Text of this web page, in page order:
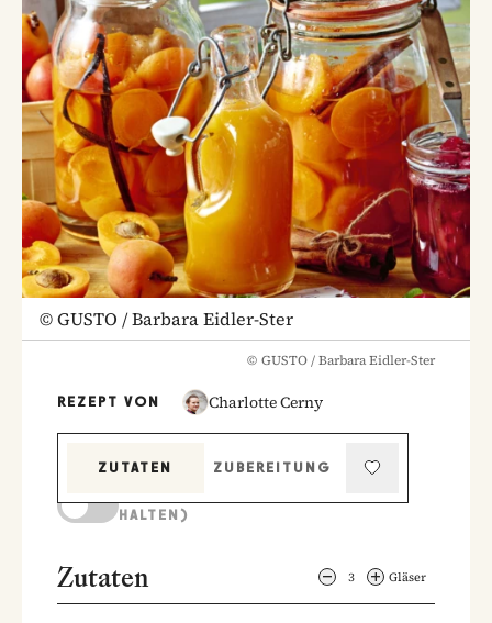
©GUSTO / Barbara Eidler-Ster
© GUSTO / Barbara Eidler-Ster
REZEPT VON Charlotte Cerny
ZUTATEN
ZUBEREITUNG
HALTEN)
Zutaten 3 Gläser